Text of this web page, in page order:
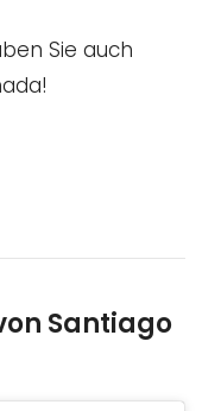
Sie auch
Santiago